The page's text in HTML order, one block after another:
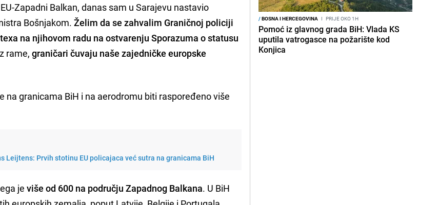
Zapadni Balkan, danas sam u Sarajevu nastavio
Bošnjakom.Želim da se zahvalim Graničnoj policiji
na njihovom radu na ostvarenju Sporazuma o statusu
rame,graničari čuvaju naše zajedničke europske
na granicama BiH i na aerodromu biti raspoređeno više
Leijtens: Prvih stotinu EU policajaca već sutra na granicama BiH
jeviše od 600 na području Zapadnog Balkana. U BiH
/BOSNA I HERCEGOVINA I PRIJE OKO 1H
Pomoć iz glavnog grada BiH: Vlada KS
uputila vatrogasce na požarište kod
Konjica